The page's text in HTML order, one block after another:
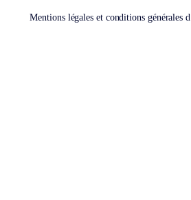
Mentions légales et conditions générales